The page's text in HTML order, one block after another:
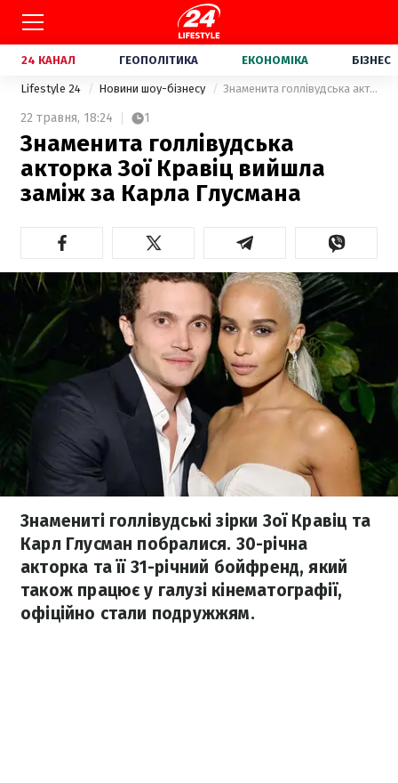
24 КАНАЛ ГЕОПОЛІТИКА ЕКОНОМІКА БІЗНЕС
Lifestyle 24 Новини шоу-бізнесу Знаменита голлівудська акторка Зої Кравіц вийшла заміж за Карла Глусмана
22 травня, 18:24 1
Знаменита голлівудська
акторка Зої Кравіц вийшла
заміж за Карла Глусмана
Знамениті голлівудські зірки Зої Кравіц та
Карл Глусман побралися. 30-річна
акторка та її 31-річний бойфренд, який
також працює у галузі кінематографії,
офіційно стали подружжям.